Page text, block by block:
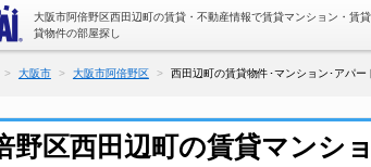
大阪市阿倍野区西田辺町の賃貸・不動産情報で賃貸マンション・賃
貸物件の部屋探し
大阪市 大阪市阿倍野区 西田辺町の賃貸物件･マンション･アパー
野区西田辺町の賃貸マンシ